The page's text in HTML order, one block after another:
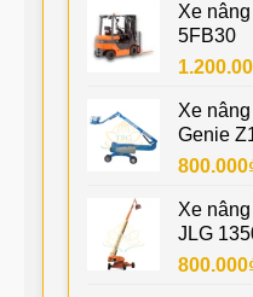
Xe
5FB30
Xe
Genie
800.000
Xe
JLG
800.000